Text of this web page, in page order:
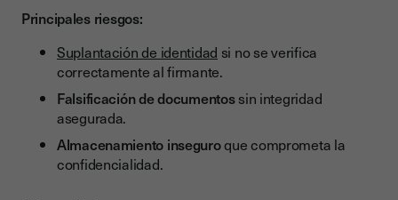
Principales riesgos:
Suplantación de identidad si no se verifica
correctamente al firmante.
Falsificación de documentossin integridad
asegurada.
Almacenamiento inseguroque comprometa la
confidencialidad.